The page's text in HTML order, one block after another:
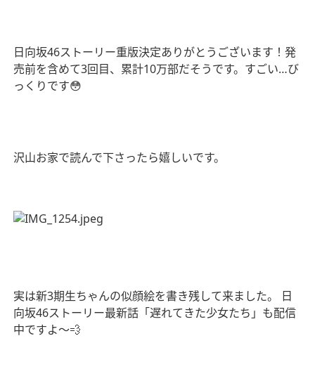
日向坂46ストーリー重版決定ありがとうございます！発
売前を含めて3回目、累計10万部だそうです。すごい…び
っくりです😳
沢山お家で読んで下さったら嬉しいです。
実は新3期生ちゃんの似顔絵を書き残して来ました。
日
向坂46ストーリー最新話「遅れてきた少女たち」も配信
中ですよ〜💨